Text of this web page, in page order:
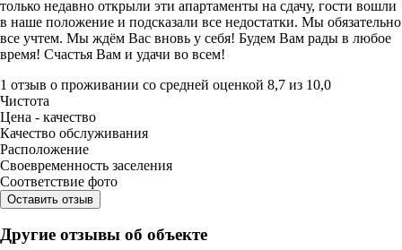
только недавно открыли эти апартаменты на сдачу, гости вошли
в наше положение и подсказали все недостатки. Мы обязательно
все учтем. Мы ждём Вас вновь у себя! Будем Вам рады в любое
время! Счастья Вам и удачи во всем!
1 отзыв о проживании со средней оценкой 8,7 из 10,0
Чистота
Цена - качество
Качество обслуживания
Расположение
Своевременность заселения
Соответствие фото
Оставить отзыв
Другие отзывы об объекте